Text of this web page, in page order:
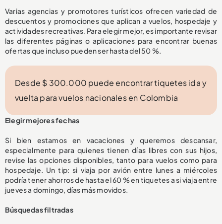
Varias agencias y promotores turísticos ofrecen variedad de
descuentos y promociones que aplican a vuelos, hospedaje y
actividades recreativas. Para elegir mejor, es importante revisar
las diferentes páginas o aplicaciones para encontrar buenas
ofertas que incluso pueden ser hasta del 50 %.
Desde $ 300.000 puede encontrar tiquetes ida y
vuelta para vuelos nacionales en Colombia
Elegir mejores fechas
Si bien estamos en vacaciones y queremos descansar,
especialmente para quienes tienen días libres con sus hijos,
revise las opciones disponibles, tanto para vuelos como para
hospedaje. Un tip: si viaja por avión entre lunes a miércoles
podría tener ahorros de hasta el 60 % en tiquetes a si viaja entre
jueves a domingo, días más movidos.
Búsquedas filtradas